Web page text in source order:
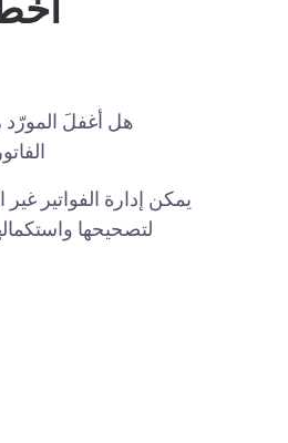
هل أغفلَ المورّد
يمكن إدارة الفواتير